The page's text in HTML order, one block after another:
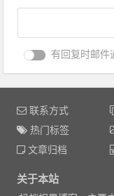
有回复时邮件
联系方式
热门标签
文章归档
关于本站